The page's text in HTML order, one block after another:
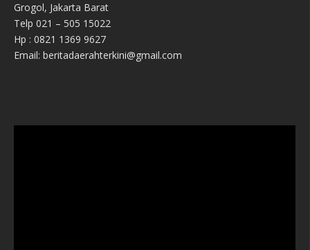
Grogol, Jakarta Barat
Telp 021 – 505 15022
Hp : 0821 1369 9627
Email: beritadaerahterkini@gmail.com